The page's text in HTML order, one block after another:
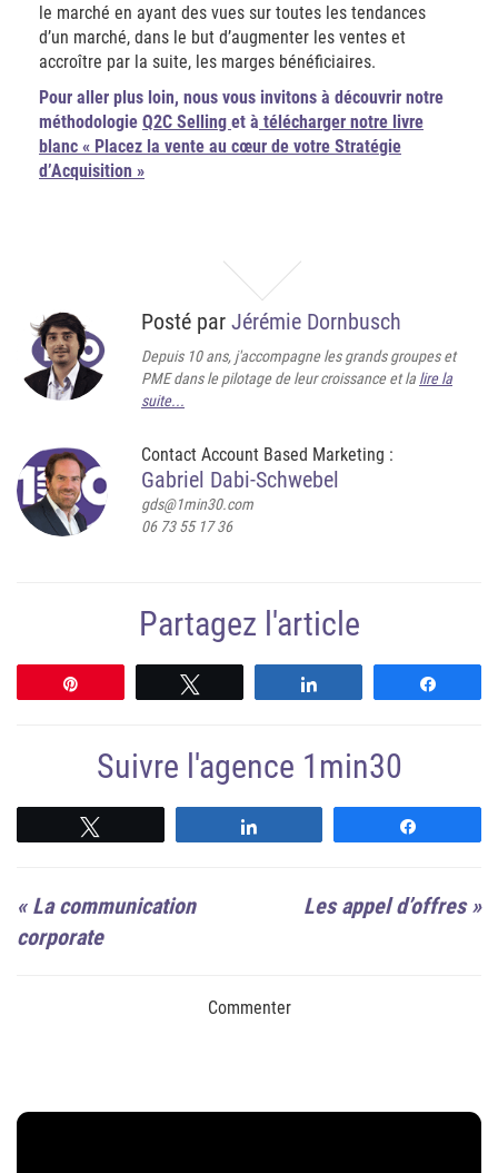
le marché en ayant des vues sur toutes les tendances
d’un marché, dans le but d’augmenter les ventes et
accroître par la suite, les marges bénéficiaires.
Pour aller plus loin, nous vous invitons à découvrir notre
méthodologie Q2C Selling et à télécharger notre livre
blanc « Placez la vente au cœur de votre Stratégie
d’Acquisition »
Posté par Jérémie Dornbusch
Depuis 10 ans, j'accompagne les grands groupes et
PME dans le pilotage de leur croissance et la lire la
suite...
Contact Account Based Marketing :
Gabriel Dabi-Schwebel
gds@1min30.com
06 73 55 17 36
Partagez l'article
Suivre l'agence 1min30
« La communication
corporate
Les appel d’offres»
Commenter